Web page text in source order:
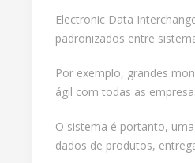
Electronic Data
padronizados entre
Por exemplo, grandes
ágil com todas as
O sistema é portanto,
dados de produtos,